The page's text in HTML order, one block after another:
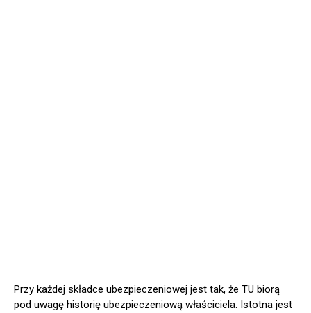
Przy każdej składce ubezpieczeniowej jest tak, że TU biorą
pod uwagę historię ubezpieczeniową właściciela. Istotna jest